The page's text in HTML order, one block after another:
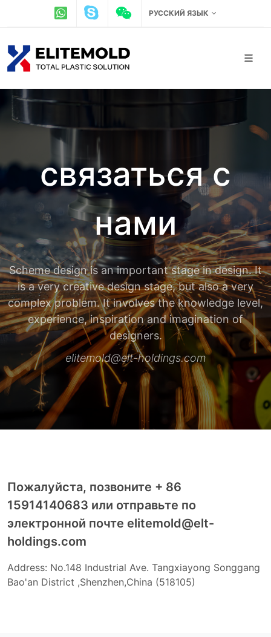
РУССКИЙ ЯЗЫК
связаться с
нами
Scheme design is an important stage in design. It
is a very creative design stage, but also a very
complex problem. It involves the knowledge level,
experience, inspiration and imagination of
designers.
elitemold@elt-holdings.com
Пожалуйста, позвоните + 86
15914140683 или отправьте по
электронной почте elitemold@elt-
holdings.com
Address: No.148 Industrial Ave. Tangxiayong Songgang
Bao'an District ,Shenzhen,China (518105)